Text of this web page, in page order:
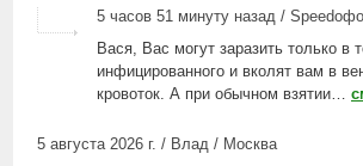
5 часов 51 минуту назад /
Вася, Вас могут заразить только в
инфицированного и вколят вам в
кровоток. А при обычном взятии…
5 августа 2026 г. / Влад / Москва